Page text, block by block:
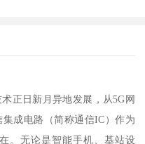
正日新月异地发展，从5G网
成电路（简称通信IC）作为
。无论是智能手机、基站设